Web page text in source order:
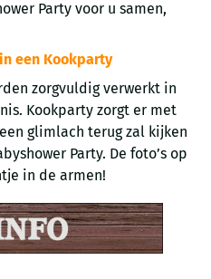
Party voor u samen,
een Kookparty
zorgvuldig verwerkt in
Kookparty zorgt er met
glimlach terug zal kijken
Party. De foto’s op
in de armen!